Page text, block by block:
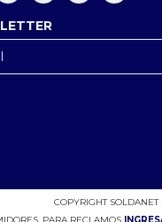
COPYRIGHT